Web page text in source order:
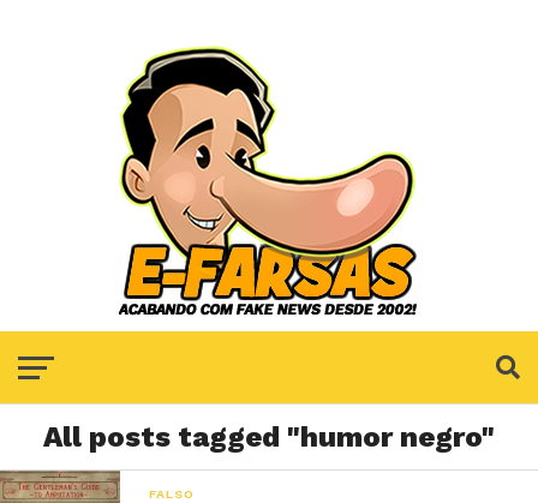
All posts tagged "humor negro"
FALSO